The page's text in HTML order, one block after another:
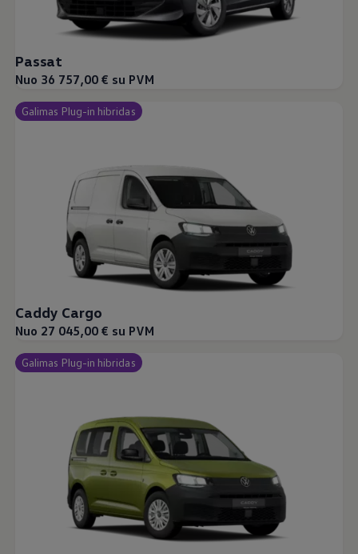
Passat
Nuo 36 757,00 € su PVM
Galimas Plug-in hibridas
Caddy Cargo
Nuo 27 045,00 € su PVM
Galimas Plug-in hibridas